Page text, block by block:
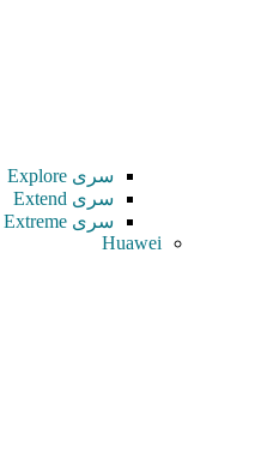
سری Explore
سری Extend
سری Extreme
Huawei